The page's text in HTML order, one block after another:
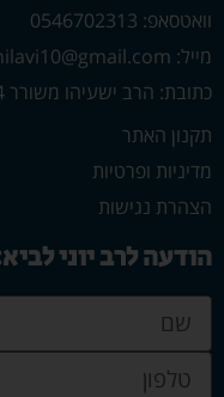
וואטסאפ: 0546702313
מייל: yonilavi10@gmail.com
כתובת: הרב ישעיהו משורר 20/4 פתח תקווה
תקנון האתר
מדיניות ופרטיות
הצהרת נגישות
הודעה לרב יוני